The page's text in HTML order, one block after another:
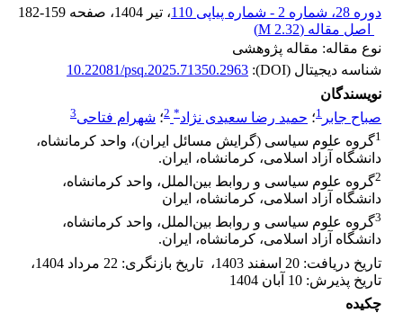
دوره 28، شماره 2 - شماره پیاپی 110
، تیر 1404 ، صفحه 182-159
اصل مقاله (2.32 M
)
نوع مقاله: مقاله پژوهشی
شناسه دیجیتال (DOI):
10.22081/psq.2025.71350.2963
نویسندگان
صباح جابر 1؛ حمید رضا سعیدی نژاد*
2؛ شهرام فتاحی3
1گروه علوم سیاسی (گرایش مسائل ایران)، واحد کرمانشاه،
دانشگاه آزاد اسلامی، کرمانشاه، ایران.
2گروه علوم سیاسی و روابط بین‌الملل، واحد کرمانشاه،
دانشگاه آزاد اسلامی، کرمانشاه، ایران
3گروه علوم سیاسی و روابط بین‌الملل، واحد کرمانشاه،
دانشگاه آزاد اسلامی، کرمانشاه، ایران.
تاریخ دریافت: 20 اسفند 1403 ، تاریخ بازنگری: 22 مرداد 1404
،
تاریخ پذیرش: 10 آبان 1404
چکیده